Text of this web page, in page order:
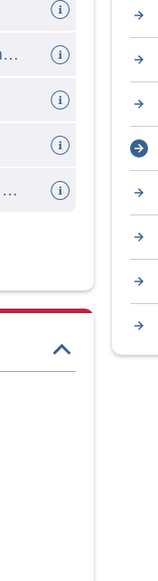
Beställ ordination av prover inför första inskrivningen vid graviditet
Boka om avbokad tid för gynekologiskt cellprov